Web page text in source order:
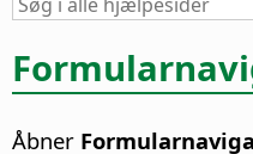
Åbner